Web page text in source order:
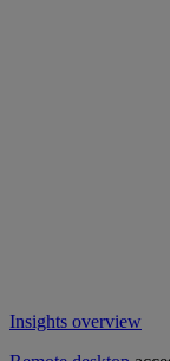
Insights overview